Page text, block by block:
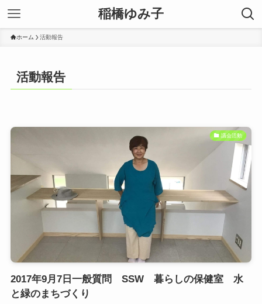
稲橋ゆみ子
ホーム 活動報告
活動報告
議会活動
2017年9月7日一般質問 SSW 暮らしの保健室 水
と緑のまちづくり